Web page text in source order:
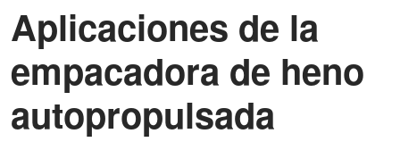
Aplicaciones de la
empacadora de heno
autopropulsada